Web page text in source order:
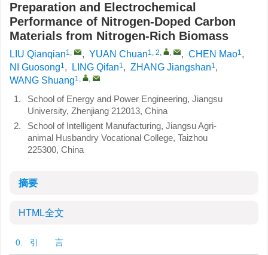
Preparation and Electrochemical
Performance of Nitrogen-Doped Carbon
Materials from Nitrogen-Rich Biomass
LIU Qianqian1, , YUAN Chuan1, 2, , , CHEN Mao1,
NI Guosong1, LING Qifan1, ZHANG Jiangshan1,
WANG Shuang1, ,
1.
School of Energy and Power Engineering, Jiangsu
University, Zhenjiang 212013, China
2.
School of Intelligent Manufacturing, Jiangsu Agri-
animal Husbandry Vocational College, Taizhou
225300, China
摘要
HTML全文
0. 引 言